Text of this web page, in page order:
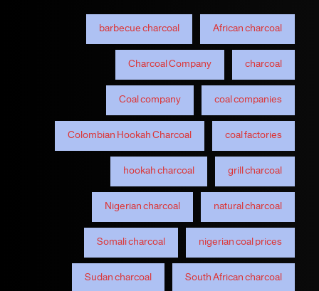
African charcoal
barbecue charcoal
charcoal
Charcoal Company
coal companies
Coal company
coal factories
Colombian Hookah Charcoal
grill charcoal
hookah charcoal
natural charcoal
Nigerian charcoal
nigerian coal prices
Somali charcoal
South African charcoal
Sudan charcoal